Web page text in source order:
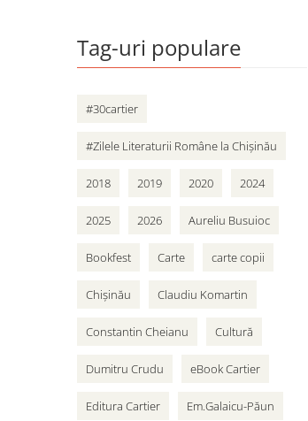
Tag-uri populare
#30cartier
#Zilele Literaturii Române la Chișinău
2018 2019 2020 2024
2025 2026 Aureliu Busuioc
Bookfest Carte carte copii
Chișinău Claudiu Komartin
Constantin Cheianu Cultură
Dumitru Crudu eBook Cartier
Editura Cartier Em.Galaicu-Păun